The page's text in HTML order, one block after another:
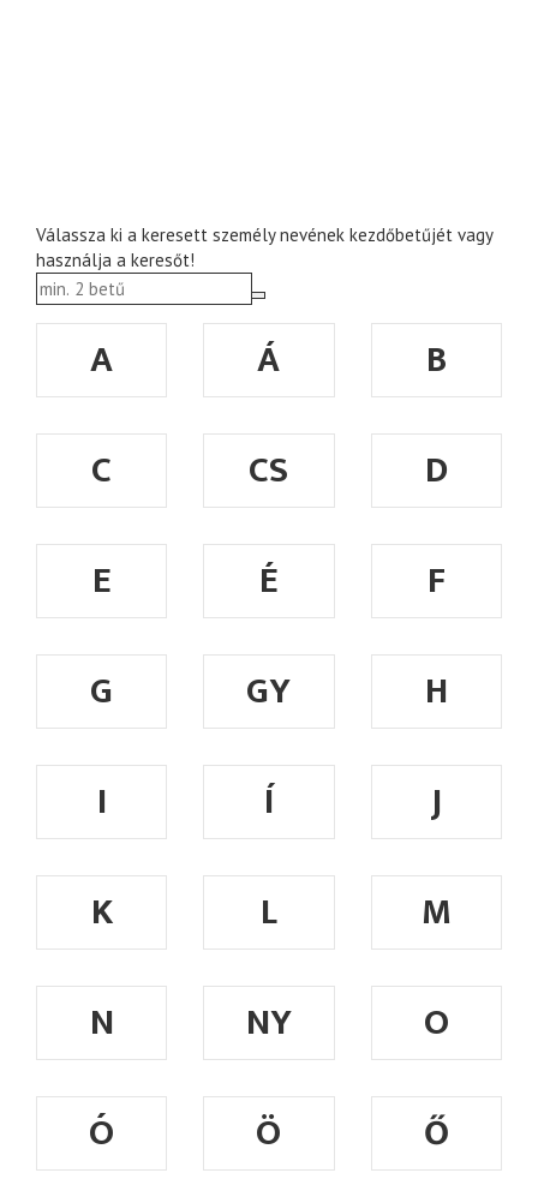
Válassza ki a keresett személy nevének kezdőbetűjét vagy
használja a keresőt!
A Á
B
C
CS
D
E
É
F
G
GY
H
I
Í
J
K
L
M
N
NY
O
Ó
Ö Ő